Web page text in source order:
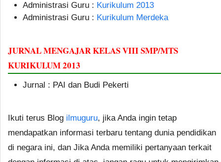
Administrasi Guru : Kurikulum 2013
Administrasi Guru : Kurikulum Merdeka
JURNAL MENGAJAR KELAS VIII SMP/MTS
KURIKULUM 2013
Jurnal : PAI dan Budi Pekerti
Ikuti terus Blog ilmuguru, jika Anda ingin tetap
mendapatkan informasi terbaru tentang dunia pendidikan
di negara ini, dan Jika Anda memiliki pertanyaan terkait